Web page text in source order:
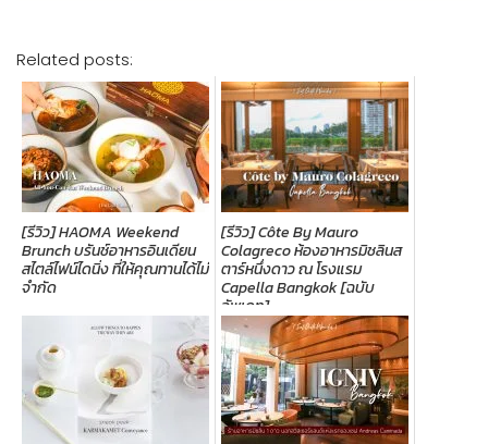
Related posts:
[รีวิว] HAOMA Weekend
Brunch บรันช์อาหารอินเดียน
สไตล์ไฟน์ไดนิ่ง ที่ให้คุณทานได้ไม่
จำกัด
[รีวิว] Côte By Mauro
Colagreco ห้องอาหารมิชลินส
ตาร์หนึ่งดาว ณ โรงแรม
Capella Bangkok [ฉบับ
อัพเดท]